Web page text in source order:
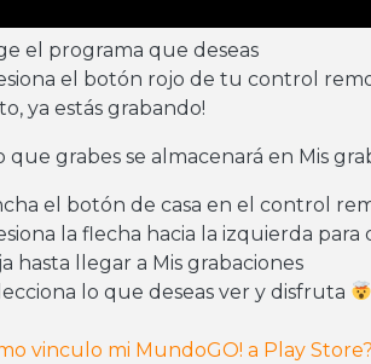
el programa que deseas
el botón rojo de tu control
ya estás grabando!
que grabes se almacenará en Mis
el botón de casa en el control
la flecha hacia la izquierda
hasta llegar a Mis grabaciones
lo que deseas ver y disfruta
vinculo mi MundoGO! a Play Store?